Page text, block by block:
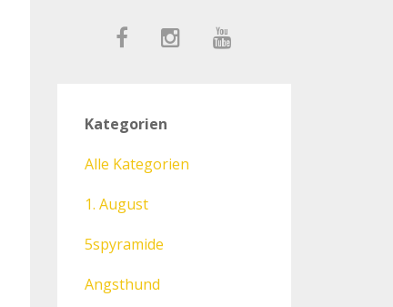
Kategorien
Alle Kategorien
1. August
5spyramide
Angsthund